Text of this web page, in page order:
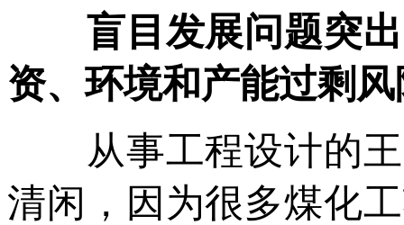
盲目发展问题突出
资、环境和产能过剩风
从事工程设计的王
清闲，因为很多煤化